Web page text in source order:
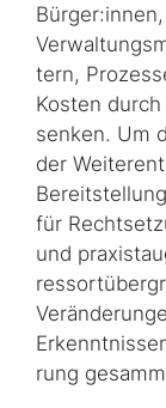
tern,
Kosten
senken. Um
der
für
und
rung